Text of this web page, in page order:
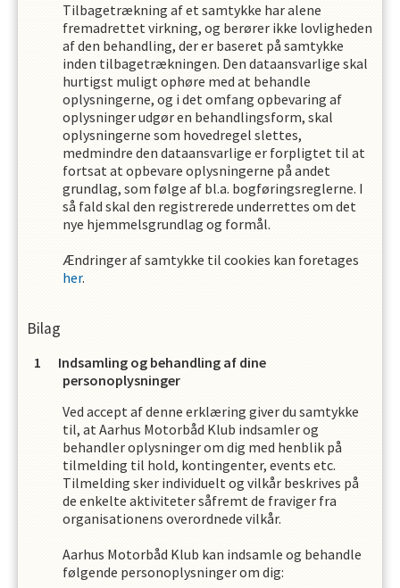
Tilbagetrækning af et samtykke har alene
fremadrettet virkning, og berører ikke lovligheden
af den behandling, der er baseret på samtykke
inden tilbagetrækningen. Den dataansvarlige skal
hurtigst muligt ophøre med at behandle
oplysningerne, og i det omfang opbevaring af
oplysninger udgør en behandlingsform, skal
oplysningerne som hovedregel slettes,
medmindre den dataansvarlige er forpligtet til at
fortsat at opbevare oplysningerne på andet
grundlag, som følge af bl.a. bogføringsreglerne. I
så fald skal den registrerede underrettes om det
nye hjemmelsgrundlag og formål.
Ændringer af samtykke til cookies kan foretages
her.
Bilag
Indsamling og behandling af dine
personoplysninger
Ved accept af denne erklæring giver du samtykke
til, atAarhus Motorbåd Klub indsamler og
behandler oplysninger om dig med henblik på
tilmelding til hold, kontingenter, events etc.
Tilmelding sker individuelt og vilkår beskrives på
de enkelte aktiviteter såfremt de fraviger fra
organisationens overordnede vilkår.
Aarhus Motorbåd Klub kan indsamle og behandle
følgende personoplysninger om dig: